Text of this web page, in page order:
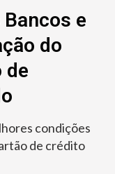
e
do
de
condições
de crédito